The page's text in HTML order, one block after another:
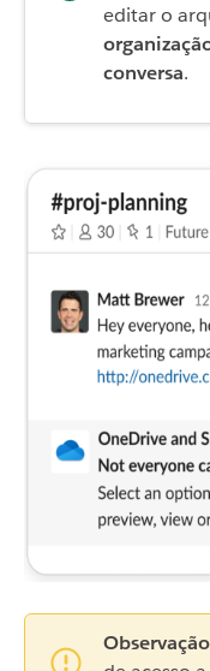
editar o
conversa.